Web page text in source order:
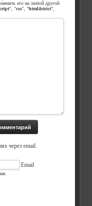
его на любой другой
", "css", "html4strict",
через email.
Email